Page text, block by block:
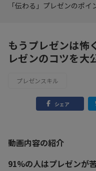
「伝わる」プレゼンのポイ
もうプレゼンは怖
レゼンのコツを大
プレゼンスキル
シェア
動画内容の紹介
91%の人はプレゼンが